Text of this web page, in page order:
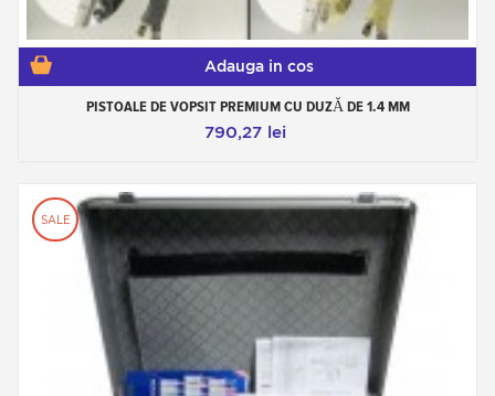
Adauga in cos
PISTOALE DE VOPSIT PREMIUM CU DUZĂ DE 1.4 MM
790,27 lei
SALE